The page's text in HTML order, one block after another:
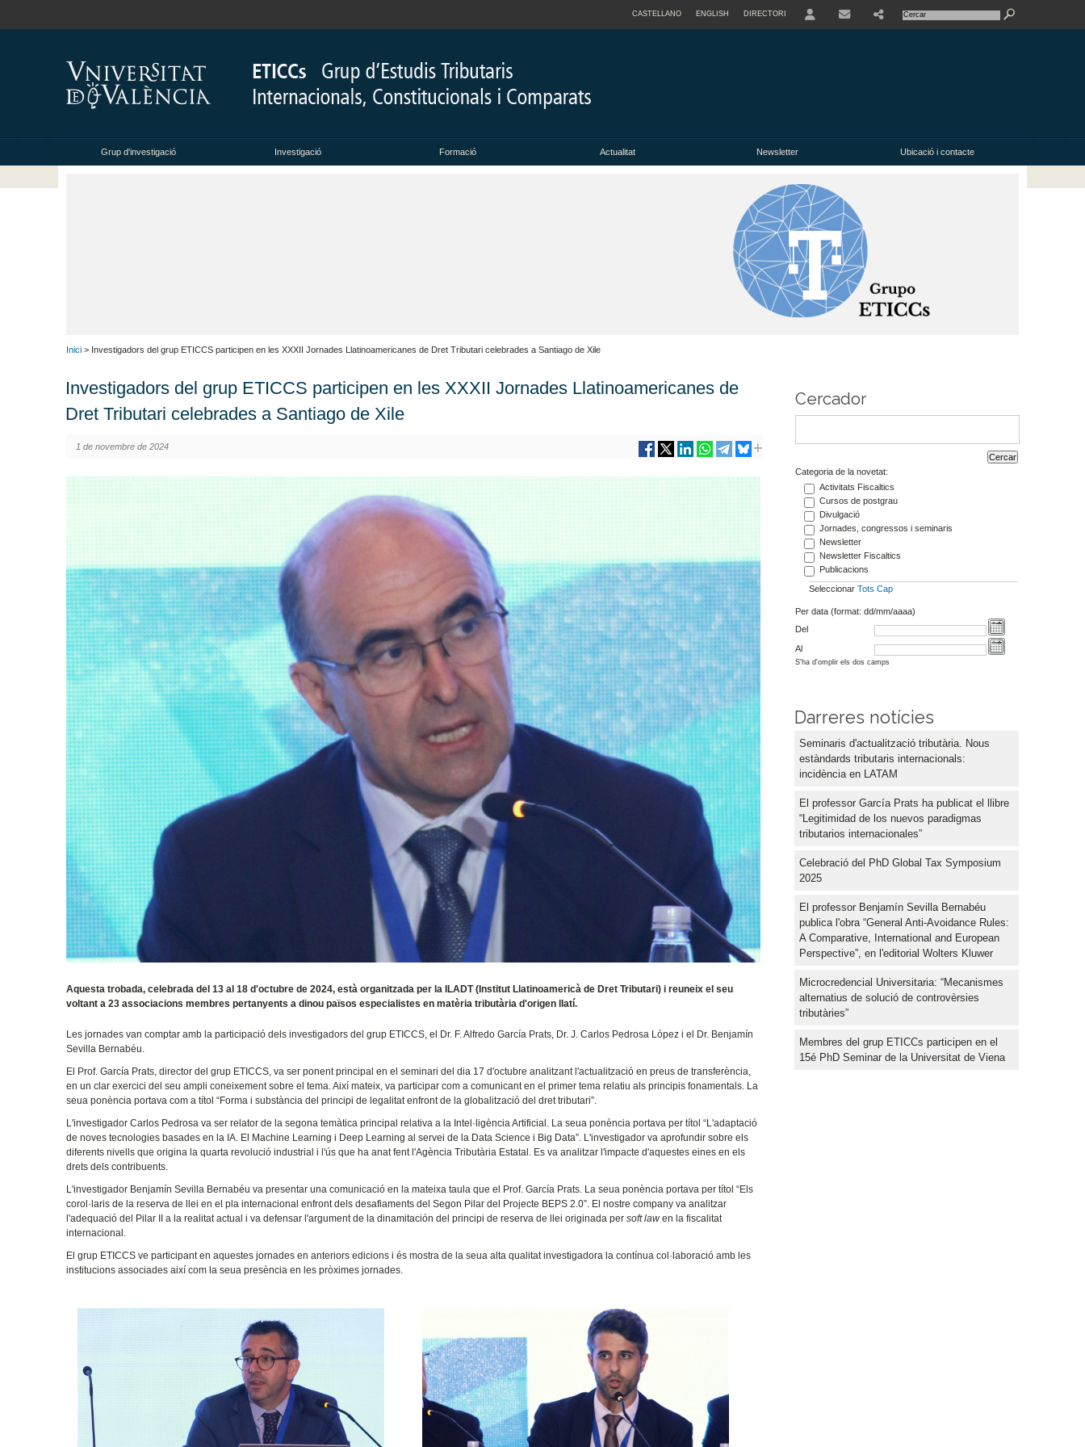
CASTELLANO ENGLISH DIRECTORI
Grup d'investigació Investigació Formació Actualitat Newsletter Ubicació i contacte
Inici > Investigadors del grup ETICCS participen en les XXXII Jornades Llatinoamericanes de Dret Tributari celebrades a Santiago de Xile
Investigadors del grup ETICCS participen en les XXXII Jornades Llatinoamericanes de
Dret Tributari celebrades a Santiago de Xile
1 de novembre de 2024
Aquesta trobada, celebrada del 13 al 18 d'octubre de 2024, està organitzada per la ILADT (Institut Llatinoamericà de Dret Tributari) i reuneix el seu
voltant a 23 associacions membres pertanyents a dinou països especialistes en matèria tributària d'origen llatí.
Les jornades van comptar amb la participació dels investigadors del grup ETICCS, el Dr. F. Alfredo García Prats, Dr. J. Carlos Pedrosa López i el Dr. Benjamín
Sevilla Bernabéu.
El Prof. García Prats, director del grup ETICCS, va ser ponent principal en el seminari del dia 17 d'octubre analitzant l'actualització en preus de transferència,
en un clar exercici del seu ampli coneixement sobre el tema. Així mateix, va participar com a comunicant en el primer tema relatiu als principis fonamentals. La
seua ponència portava com a títol “Forma i substància del principi de legalitat enfront de la globalització del dret tributari”.
L'investigador Carlos Pedrosa va ser relator de la segona temàtica principal relativa a la Intel·ligència Artificial. La seua ponència portava per títol “L'adaptació
de noves tecnologies basades en la IA. El Machine Learning i Deep Learning al servei de la Data Science i Big Data”. L'investigador va aprofundir sobre els
diferents nivells que origina la quarta revolució industrial i l'ús que ha anat fent l'Agència Tributària Estatal. Es va analitzar l'impacte d'aquestes eines en els
drets dels contribuents.
L'investigador Benjamín Sevilla Bernabéu va presentar una comunicació en la mateixa taula que el Prof. García Prats. La seua ponència portava per títol “Els
corol·laris de la reserva de llei en el pla internacional enfront dels desafiaments del Segon Pilar del Projecte BEPS 2.0”. El nostre company va analitzar
l'adequació del Pilar II a la realitat actual i va defensar l'argument de la dinamitación del principi de reserva de llei originada persoft lawen la fiscalitat
internacional.
El grup ETICCS ve participant en aquestes jornades en anteriors edicions i és mostra de la seua alta qualitat investigadora la contínua col·laboració amb les
institucions associades així com la seua presència en les pròximes jornades.
Cercador
Categoria de la novetat:
Activitats Fiscaltics
Cursos de postgrau
Divulgació
Jornades, congressos i seminaris
Newsletter
Newsletter Fiscaltics
Publicacions
Seleccionar Tots Cap
Per data (format: dd/mm/aaaa)
Del
Al
S'ha d'omplir els dos camps
Darreres notícies
Seminaris d'actualització tributària. Nous
estàndards tributaris internacionals:
incidència en LATAM
El professor García Prats ha publicat el llibre
“Legitimidad de los nuevos paradigmas
tributarios internacionales”
Celebració del PhD Global Tax Symposium
2025
El professor Benjamín Sevilla Bernabéu
publica l'obra “General Anti-Avoidance Rules:
A Comparative, International and European
Perspective”, en l'editorial Wolters Kluwer
Microcredencial Universitaria: “Mecanismes
alternatius de solució de controvèrsies
tributàries”
Membres del grup ETICCs participen en el
15é PhD Seminar de la Universitat de Viena